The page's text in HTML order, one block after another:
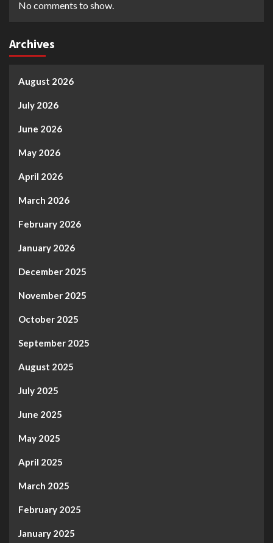
No comments to show.
Archives
August 2026
July 2026
June 2026
May 2026
April 2026
March 2026
February 2026
January 2026
December 2025
November 2025
October 2025
September 2025
August 2025
July 2025
June 2025
May 2025
April 2025
March 2025
February 2025
January 2025